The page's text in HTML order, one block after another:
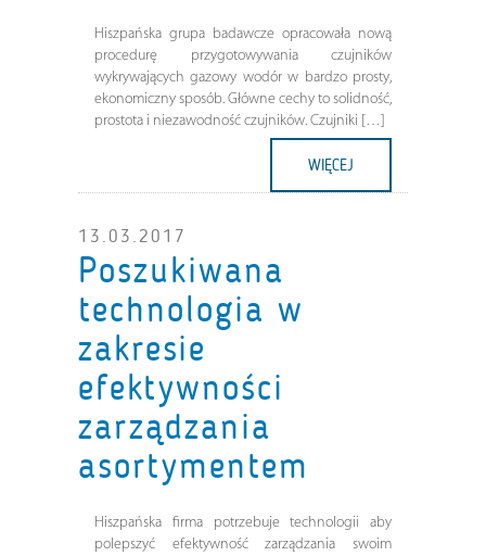
Hiszpańska grupa badawcze opracowała nową
procedurę przygotowywania czujników
wykrywających gazowy wodór w bardzo prosty,
ekonomiczny sposób. Główne cechy to solidność,
prostota i niezawodność czujników. Czujniki […]
WIĘCEJ
13.03.2017
Poszukiwana
technologia w
zakresie
efektywności
zarządzania
asortymentem
Hiszpańska firma potrzebuje technologii aby
polepszyć efektywność zarządzania swoim